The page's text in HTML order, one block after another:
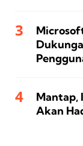
Mantap,
Akan